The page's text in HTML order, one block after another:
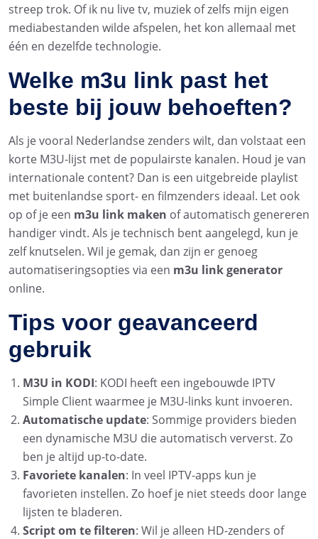
streep trok. Of ik nu live tv, muziek of zelfs mijn eigen
mediabestanden wilde afspelen, het kon allemaal met
één en dezelfde technologie.
Welke m3u link past het
beste bij jouw behoeften?
Als je vooral Nederlandse zenders wilt, dan volstaat een
korte M3U-lijst met de populairste kanalen. Houd je van
internationale content? Dan is een uitgebreide playlist
met buitenlandse sport- en filmzenders ideaal. Let ook
op of je een m3u link maken of automatisch genereren
handiger vindt. Als je technisch bent aangelegd, kun je
zelf knutselen. Wil je gemak, dan zijn er genoeg
automatiseringsopties via een m3u link generator
online.
Tips voor geavanceerd
gebruik
M3U in KODI: KODI heeft een ingebouwde IPTV
Simple Client waarmee je M3U-links kunt invoeren.
Automatische update: Sommige providers bieden
een dynamische M3U die automatisch ververst. Zo
ben je altijd up-to-date.
Favoriete kanalen: In veel IPTV-apps kun je
favorieten instellen. Zo hoef je niet steeds door lange
lijsten te bladeren.
Script om te filteren: Wil je alleen HD-zenders of